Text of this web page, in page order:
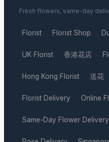
Fresh flowers, same-day
Florist · Florist Shop ·
UK Florist · 香港花店 ·
Hong Kong Florist · 送花
Florist Delivery · Online
Same-Day Flower Delivery